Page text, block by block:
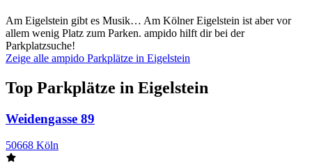
Am Eigelstein gibt es Musik… Am Kölner Eigelstein ist aber vor
allem wenig Platz zum Parken. ampido hilft dir bei der
Parkplatzsuche!
Zeige alle ampido Parkplätze in Eigelstein
Top Parkplätze in Eigelstein
Weidengasse 89
50668 Köln